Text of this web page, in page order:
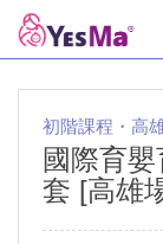
初階課程・高
國際育
套 [高雄